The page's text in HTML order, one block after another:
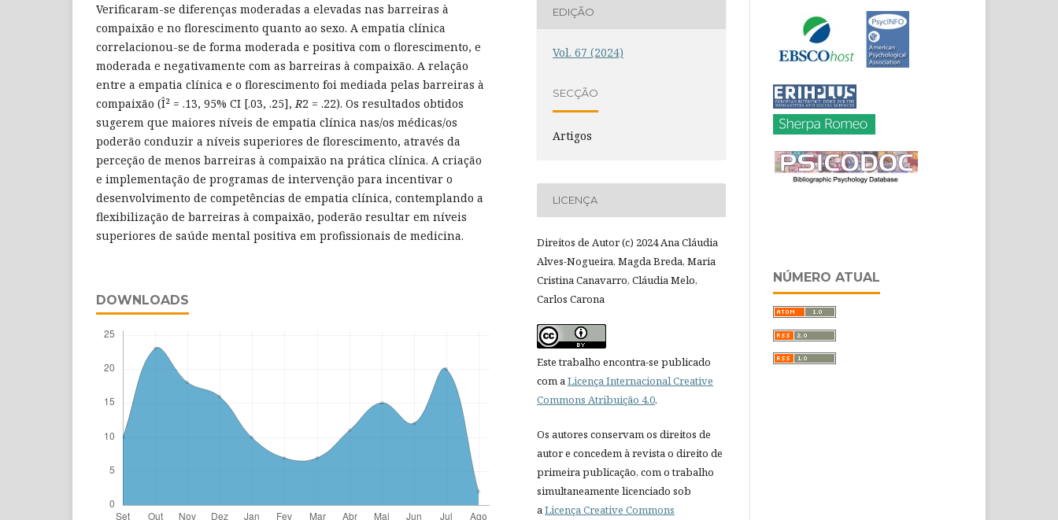
Verificaram-se diferenças moderadas a elevadas nas barreiras à
compaixão e no florescimento quanto ao sexo. A empatia clínica
correlacionou-se de forma moderada e positiva com o florescimento, e
moderada e negativamente com as barreiras à compaixão. A relação
entre a empatia clínica e o florescimento foi mediada pelas barreiras à
compaixão (Î² = .13, 95% CI [.03, .25],R2 = .22). Os resultados obtidos
sugerem que maiores níveis de empatia clínica nas/os médicas/os
poderão conduzir a níveis superiores de florescimento, através da
perceção de menos barreiras à compaixão na prática clínica. A criação
e implementação de programas de intervenção para incentivar o
desenvolvimento de competências de empatia clínica, contemplando a
flexibilização de barreiras à compaixão, poderão resultar em níveis
superiores de saúde mental positiva em profissionais de medicina.
DOWNLOADS
EDIÇÃO
Vol. 67 (2024)
SECÇÃO
Artigos
LICENÇA
Direitos de Autor (c) 2024 Ana Cláudia
Alves-Nogueira, Magda Breda, Maria
Cristina Canavarro, Cláudia Melo,
Carlos Carona
Este trabalho encontra-se publicado
com aLicença Internacional Creative
Commons Atribuição 4.0.
Os autores conservam os direitos de
autor e concedem à revista o direito de
primeira publicação, com o trabalho
simultaneamente licenciado sob
aLicença Creative Commons
NÚMERO ATUAL